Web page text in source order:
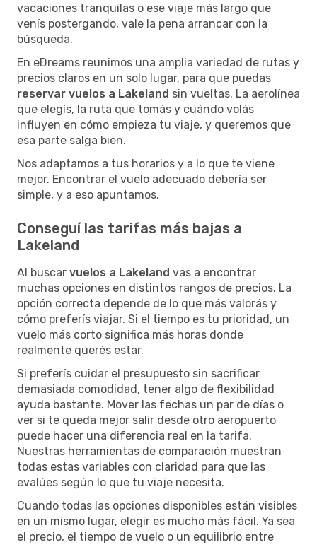
vacaciones tranquilas o ese viaje más largo que
venís postergando, vale la pena arrancar con la
búsqueda.
En eDreams reunimos una amplia variedad de rutas y
precios claros en un solo lugar, para que puedas
reservar vuelos a Lakeland sin vueltas. La aerolínea
que elegís, la ruta que tomás y cuándo volás
influyen en cómo empieza tu viaje, y queremos que
esa parte salga bien.
Nos adaptamos a tus horarios y a lo que te viene
mejor. Encontrar el vuelo adecuado debería ser
simple, y a eso apuntamos.
Conseguí las tarifas más bajas a
Lakeland
Al buscar vuelos a Lakeland vas a encontrar
muchas opciones en distintos rangos de precios. La
opción correcta depende de lo que más valorás y
cómo preferís viajar. Si el tiempo es tu prioridad, un
vuelo más corto significa más horas donde
realmente querés estar.
Si preferís cuidar el presupuesto sin sacrificar
demasiada comodidad, tener algo de flexibilidad
ayuda bastante. Mover las fechas un par de días o
ver si te queda mejor salir desde otro aeropuerto
puede hacer una diferencia real en la tarifa.
Nuestras herramientas de comparación muestran
todas estas variables con claridad para que las
evalúes según lo que tu viaje necesita.
Cuando todas las opciones disponibles están visibles
en un mismo lugar, elegir es mucho más fácil. Ya sea
el precio, el tiempo de vuelo o un equilibrio entre